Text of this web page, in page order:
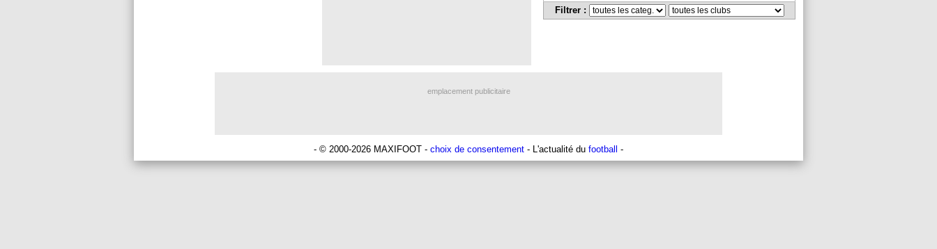
Filtrer :
emplacement publicitaire
- © 2000-2026 MAXIFOOT - choix de consentement - L'actualité du football -